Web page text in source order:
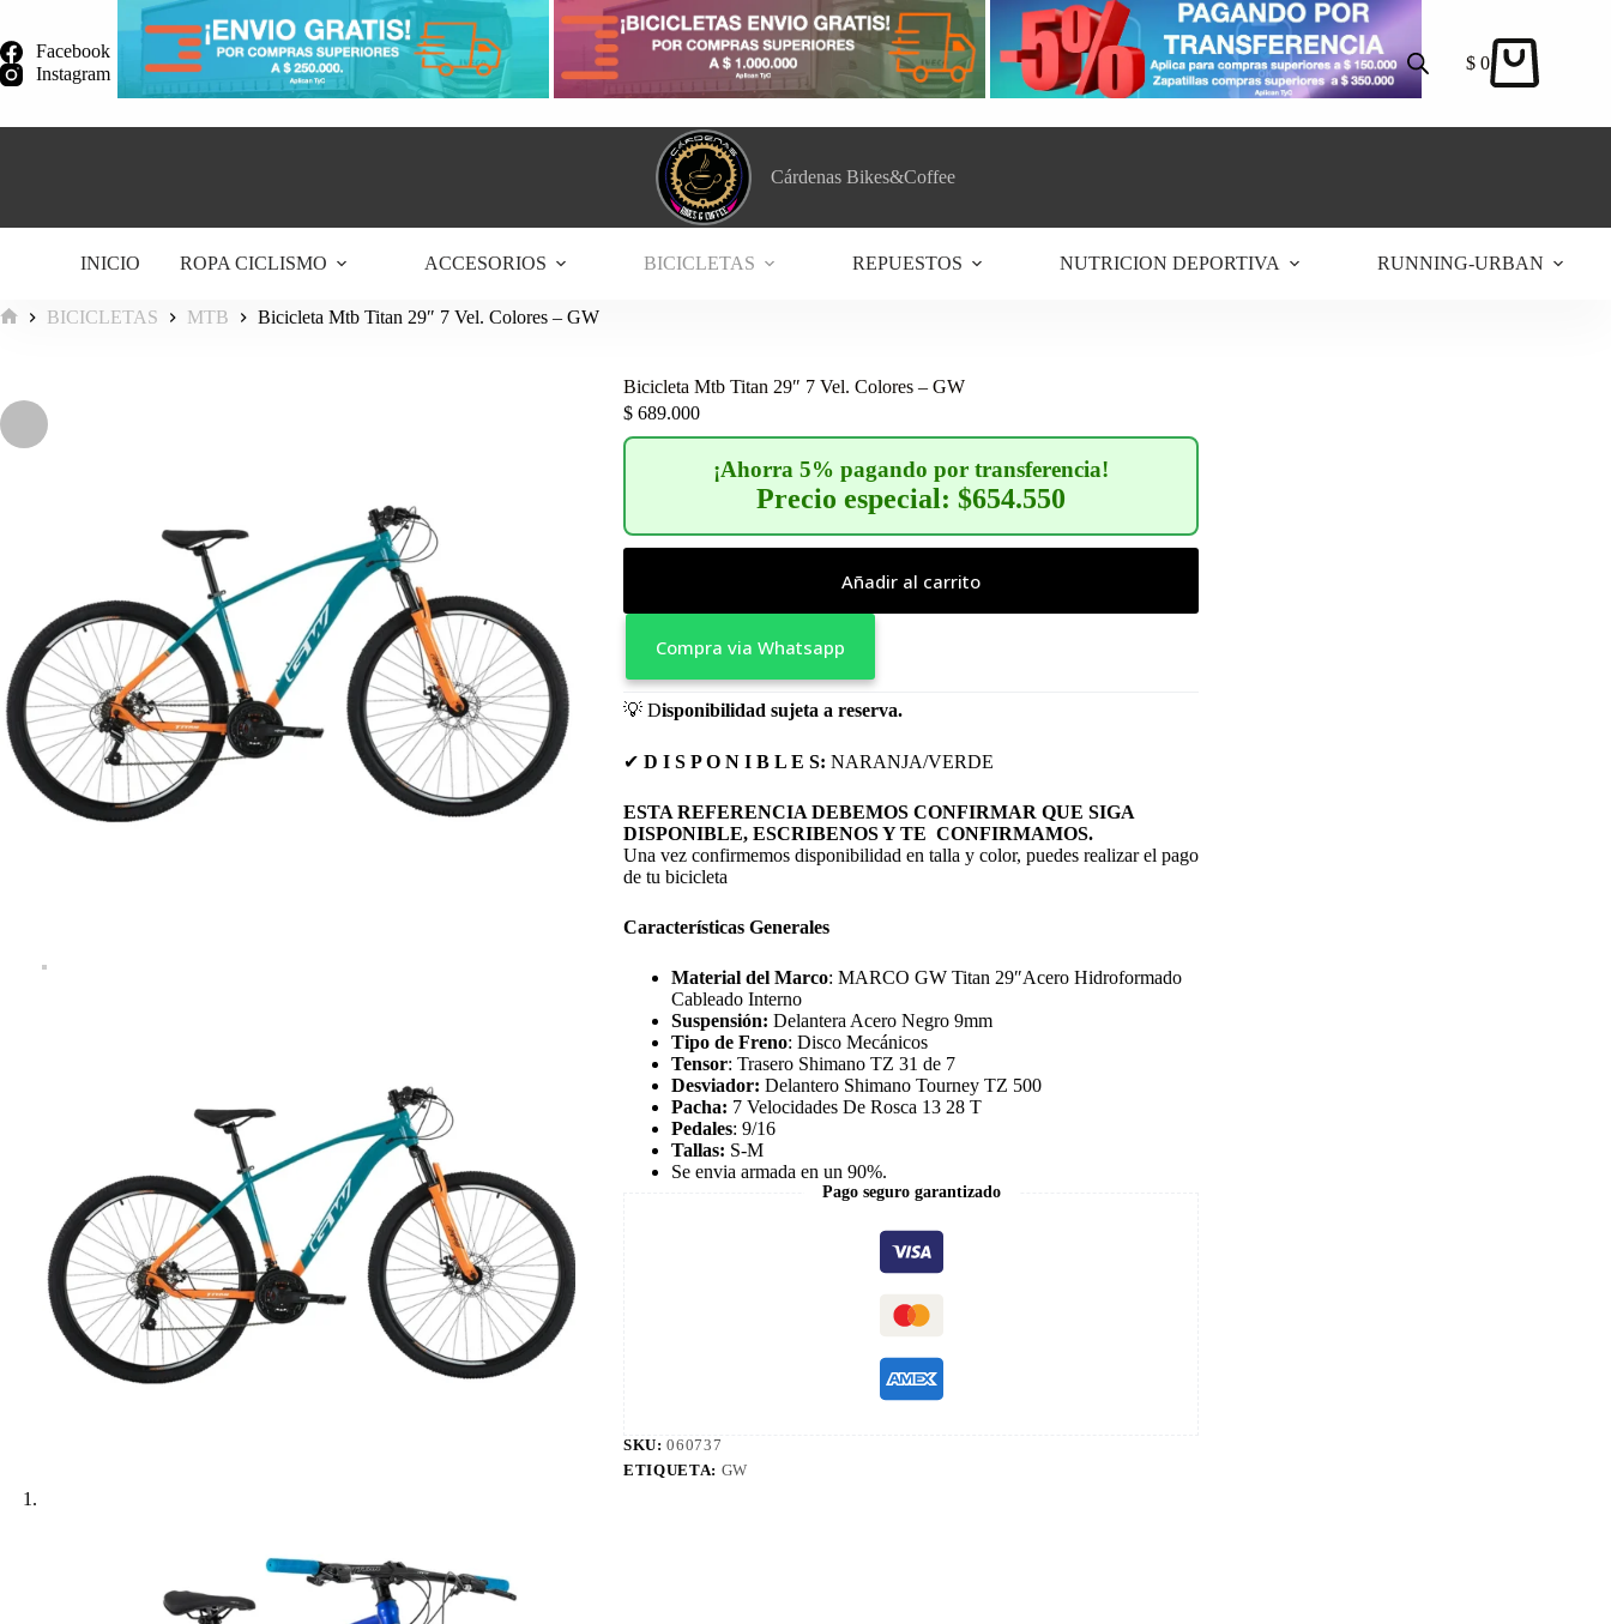
contenidoFacebook
Instagram
Carro
$ 0
Cárdenas Bikes&Coffee
INICIO ROPA CICLISMO ACCESORIOS BICICLETAS REPUESTOS NUTRICION DEPORTIVA RUNNING-URBAN
BICICLETAS MTB Bicicleta Mtb Titan 29″ 7 Vel. Colores – GW
Bicicleta Mtb Titan 29″ 7 Vel. Colores – GW
$ 689.000
¡Ahorra 5% pagando por transferencia!
Precio especial: $654.550
Añadir al carrito
Compra via Whatsapp
💡 Disponibilidad sujeta a reserva.
✔ D I S P O N I B L E S: NARANJA/VERDE
ESTA REFERENCIA DEBEMOS CONFIRMAR QUE SIGA
DISPONIBLE, ESCRIBENOS Y TE CONFIRMAMOS.
Una vez confirmemos disponibilidad en talla y color, puedes realizar el pago
de tu bicicleta
Características Generales
Material del Marco: MARCO GW Titan 29″Acero Hidroformado
Cableado Interno
Suspensión: Delantera Acero Negro 9mm
Tipo de Freno: Disco Mecánicos
Tensor: Trasero Shimano TZ 31 de 7
Desviador: Delantero Shimano Tourney TZ 500
Pacha: 7 Velocidades De Rosca 13 28 T
Pedales: 9/16
Tallas: S-M
Se envia armada en un 90%.
Pago seguro garantizado
SKU:060737
ETIQUETA: GW